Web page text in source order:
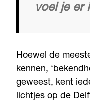
voel je er
Hoewel de
kennen,
geweest, kent
lichtjes op de